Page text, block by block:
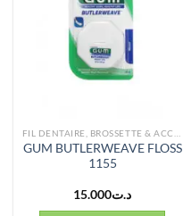
GUM BUTLERWEAVE FLOSS
1155
د.ت15.000